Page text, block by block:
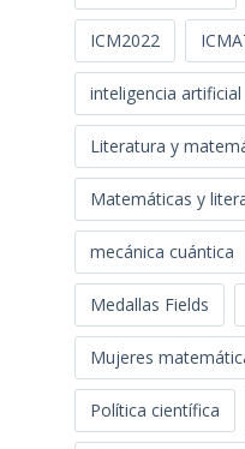
ICM2022
inteligencia artificial
Literatura y
Matemáticas y
mecánica cuántica
Medallas Fields
Mujeres
Política científica